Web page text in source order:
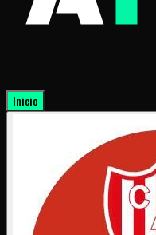
Inicio